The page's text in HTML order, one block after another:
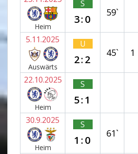
Heim
S
3:0
59`
5.11.2025
Auswärts
U
2:2
45` 1
22.10.2025
Heim
S
5:1
30.9.2025
Heim
S
1:0
61`